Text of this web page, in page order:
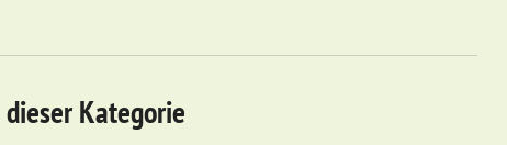
Kategorie